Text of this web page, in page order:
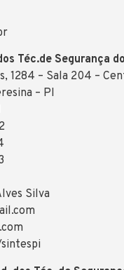
Téc.de Segurança
1284 – Sala 204 –
– PI
Silva